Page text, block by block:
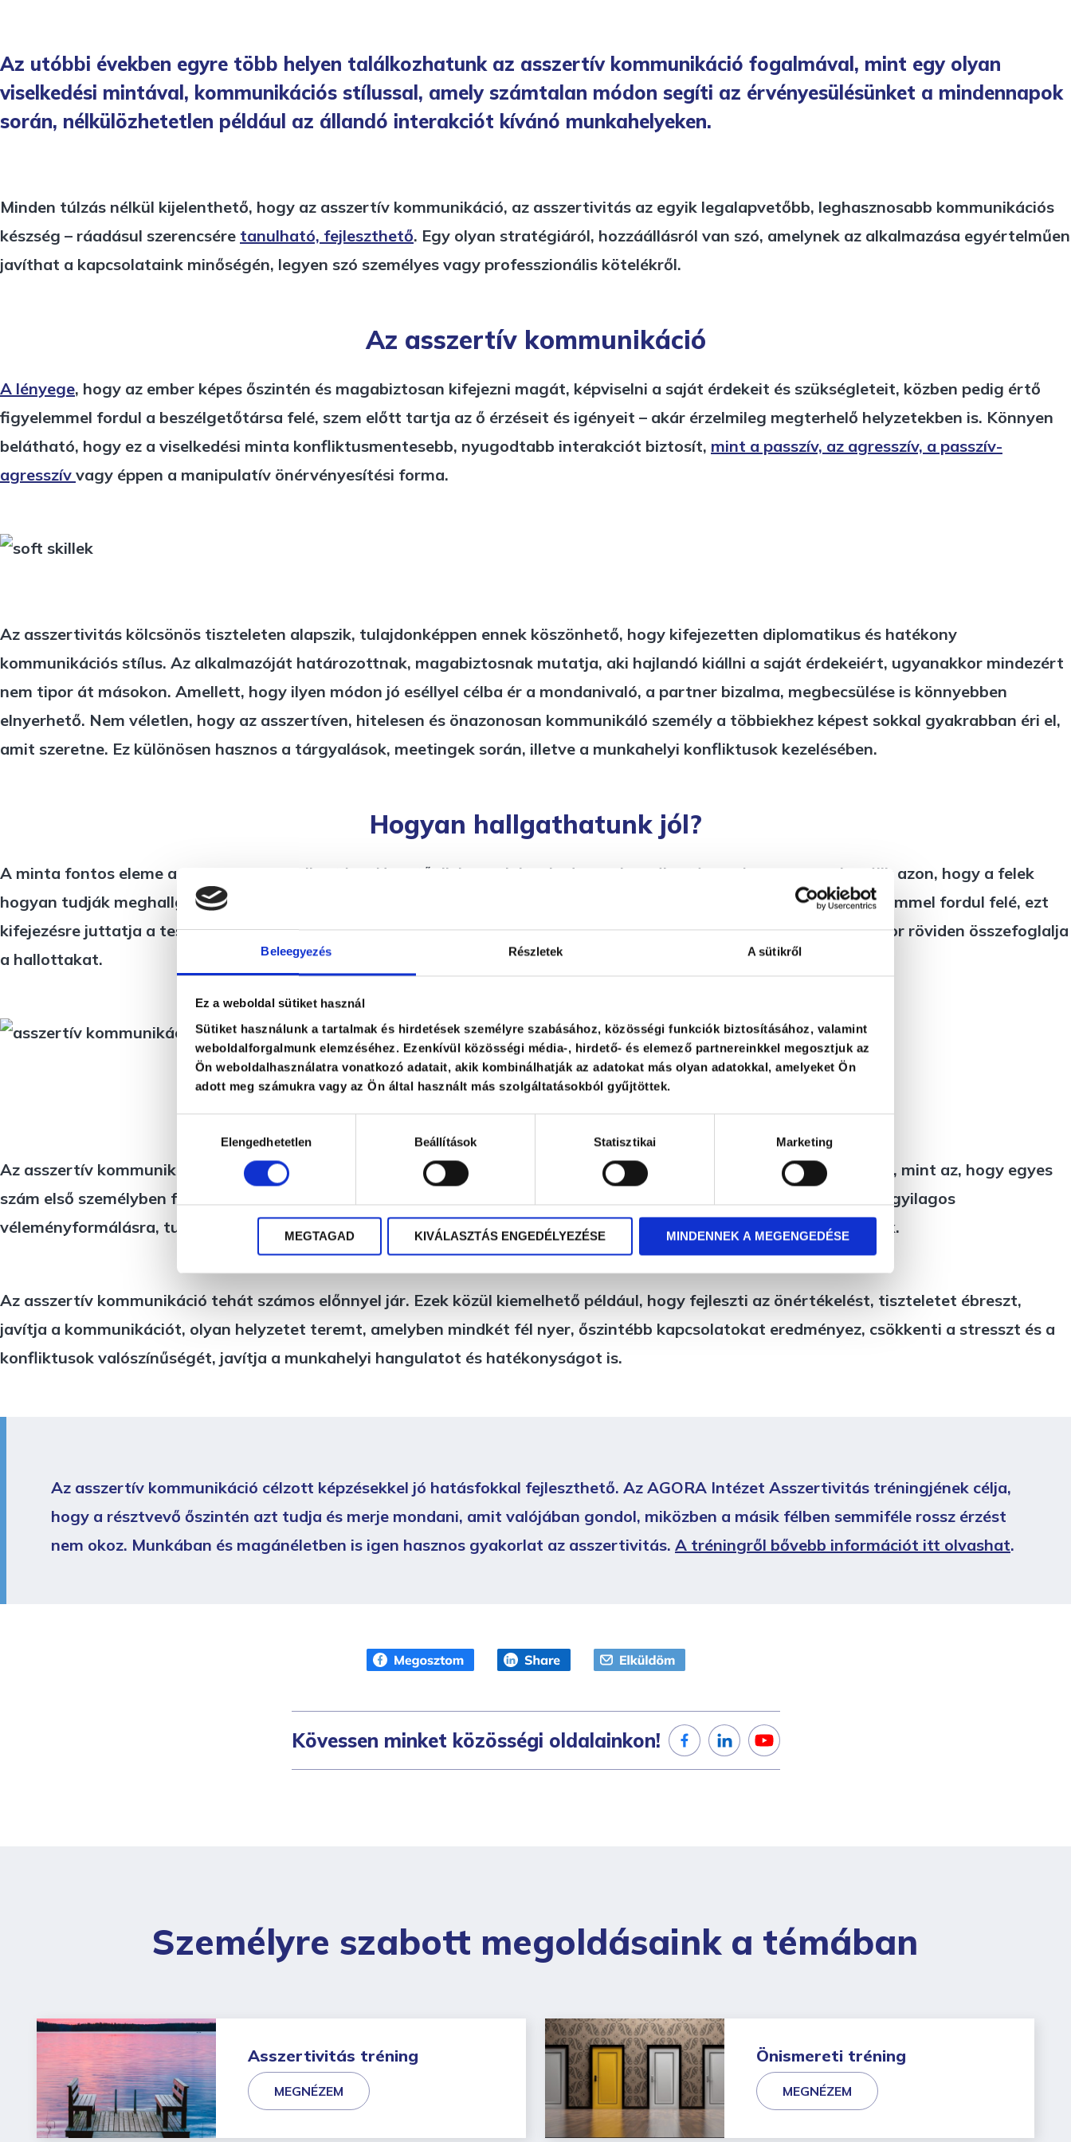
Beleegyezés Részletek A sütikről
Ez a weboldal sütiket használ
Sütiket használunk a tartalmak és hirdetések személyre szabásához, közösségi funkciók biztosításához, valamint
weboldalforgalmunk elemzéséhez. Ezenkívül közösségi média-, hirdető- és elemező partnereinkkel megosztjuk az
Ön weboldalhasználatra vonatkozó adatait, akik kombinálhatják az adatokat más olyan adatokkal, amelyeket Ön
adott meg számukra vagy az Ön által használt más szolgáltatásokból gyűjtöttek.
kiválasztásaElengedhetetlen Beállítások Statisztikai Marketing
MEGTAGAD KIVÁLASZTÁS ENGEDÉLYEZÉSE MINDENNEK A MEGENGEDÉSE
Az utóbbi években egyre több helyen találkozhatunk az asszertív kommunikáció fogalmával, mint egy olyan
viselkedési mintával, kommunikációs stílussal, amely számtalan módon segíti az érvényesülésünket a mindennapok
során, nélkülözhetetlen például az állandó interakciót kívánó munkahelyeken.
Minden túlzás nélkül kijelenthető, hogy az asszertív kommunikáció, az asszertivitás az egyik legalapvetőbb, leghasznosabb kommunikációs
készség – ráadásul szerencsére tanulható, fejleszthető. Egy olyan stratégiáról, hozzáállásról van szó, amelynek az alkalmazása egyértelműen
javíthat a kapcsolataink minőségén, legyen szó személyes vagy professzionális kötelékről.
Az asszertív kommunikáció
A lényege, hogy az ember képes őszintén és magabiztosan kifejezni magát, képviselni a saját érdekeit és szükségleteit, közben pedig értő
figyelemmel fordul a beszélgetőtársa felé, szem előtt tartja az ő érzéseit és igényeit – akár érzelmileg megterhelő helyzetekben is. Könnyen
belátható, hogy ez a viselkedési minta konfliktusmentesebb, nyugodtabb interakciót biztosít, mint a passzív, az agresszív, a passzív-
agresszív vagy éppen a manipulatív önérvényesítési forma.
Az asszertivitás kölcsönös tiszteleten alapszik, tulajdonképpen ennek köszönhető, hogy kifejezetten diplomatikus és hatékony
kommunikációs stílus. Az alkalmazóját határozottnak, magabiztosnak mutatja, aki hajlandó kiállni a saját érdekeiért, ugyanakkor mindezért
nem tipor át másokon. Amellett, hogy ilyen módon jó eséllyel célba ér a mondanivaló, a partner bizalma, megbecsülése is könnyebben
elnyerhető. Nem véletlen, hogy az asszertíven, hitelesen és önazonosan kommunikáló személy a többiekhez képest sokkal gyakrabban éri el,
amit szeretne. Ez különösen hasznos a tárgyalások, meetingek során, illetve a munkahelyi konfliktusok kezelésében.
Hogyan hallgathatunk jól?
A minta fontos eleme a másik fél meghallgatása. Nem tűnik bonyolultnak, de egy beszélgetés során nagyon sok múlik azon, hogy a felek
hogyan tudják meghallgatni egymást. A jó hallgatóság időt hagy a másiknak a mondanivalója kifejtésére, értő figyelemmel fordul felé, ezt
kifejezésre juttatja a testbeszédével is. Reagál az elhangzottakra, visszakérdez, meg szeretné érteni a partnerét, olykor röviden összefoglalja
a hallottakat.
Hogyan fejezhetjük ki magunkat jól?
Az asszertív kommunikáció másik kulcsa önmagunk magabiztos kifejezése. Ebbe beletartoznak olyan formai dolgok is, mint az, hogy egyes
szám első személyben fogalmazunk, de az is, hogy nyíltan vállaljuk az érzéseinket, igényeinket, képesek vagyunk a tárgyilagos
véleményformálásra, tudunk szégyenkezés nélkül kérni és kérdezni, sőt nemet mondani is, ha úgy látjuk helyénvalónak.
Az asszertív kommunikáció tehát számos előnnyel jár. Ezek közül kiemelhető például, hogy fejleszti az önértékelést, tiszteletet ébreszt,
javítja a kommunikációt, olyan helyzetet teremt, amelyben mindkét fél nyer, őszintébb kapcsolatokat eredményez, csökkenti a stresszt és a
konfliktusok valószínűségét, javítja a munkahelyi hangulatot és hatékonyságot is.
Az asszertív kommunikáció célzott képzésekkel jó hatásfokkal fejleszthető. Az AGORA Intézet Asszertivitás tréningjének célja,
hogy a résztvevő őszintén azt tudja és merje mondani, amit valójában gondol, miközben a másik félben semmiféle rossz érzést
nem okoz. Munkában és magánéletben is igen hasznos gyakorlat az asszertivitás. A tréningről bővebb információt itt olvashat.
Kövessen minket közösségi oldalainkon!
Személyre szabott megoldásaink a témában
Asszertivitás tréning
MEGNÉZEM
Önismereti tréning
MEGNÉZEM